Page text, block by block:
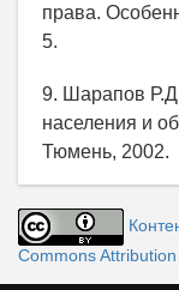
права.
5.
9. Шарапов
населения и
Тюмень, 2002.
Commons